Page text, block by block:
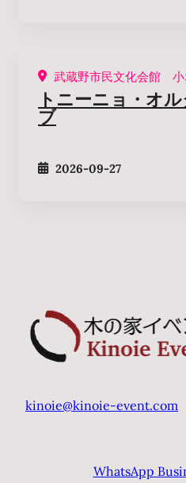
武蔵野市民文化会館 小
トニーニョ・オ
ブ
2026-09-27
kinoie@kinoie-event.com
WhatsApp